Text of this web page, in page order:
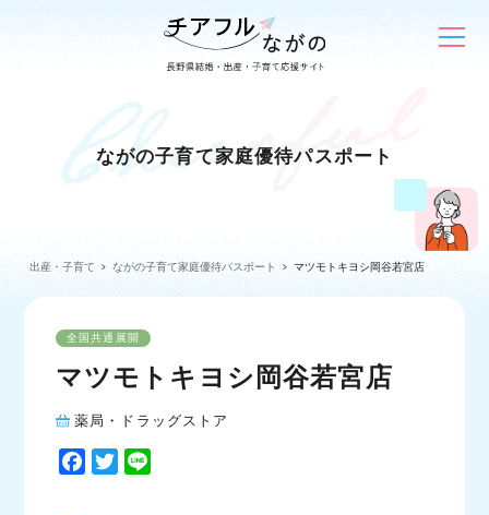
ながの子育て家庭優待パスポート
出産・子育て ながの子育て家庭優待パスポート マツモトキヨシ岡谷若宮店
全国共通展開
マツモトキヨシ岡谷若宮店
薬局・ドラッグストア
F
T